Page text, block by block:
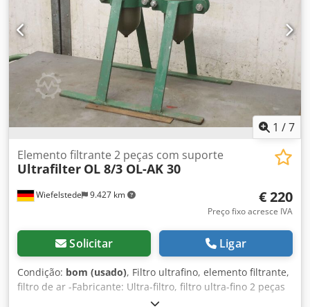
1 /7
Wiefelstede 9.427 km
Elemento filtrante 2 peças com suporte
Ultrafilter OL 8/3 OL-AK 30
€ 220
Preço fixo acresce IVA
Solicitar Ligar
Condição: bom (usado), Filtro ultrafino, elemento filtrante,
filtro de ar -Fabricante: Ultra-filtro, filtro ultra-fino 2 peças
com suporte -Elementos filtrantes:Tipo OL 8/3 -Filtro: Tipo